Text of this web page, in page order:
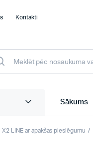
Kontakti
Sākums
LINE ar apakšas pieslēgumu